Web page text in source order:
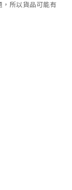
，所以貨品可能有